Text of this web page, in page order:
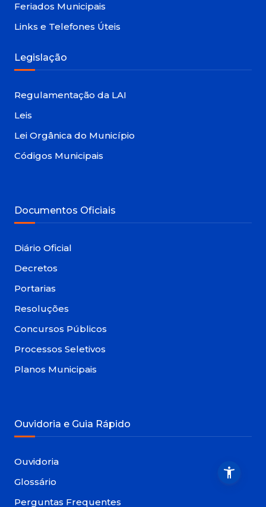
Feriados Municipais
Links e Telefones Úteis
Legislação
Regulamentação da LAI
Leis
Lei Orgânica do Município
Códigos Municipais
Documentos Oficiais
Diário Oficial
Decretos
Portarias
Resoluções
Concursos Públicos
Processos Seletivos
Planos Municipais
Ouvidoria e Guia Rápido
Ouvidoria
Glossário
Perguntas Frequentes